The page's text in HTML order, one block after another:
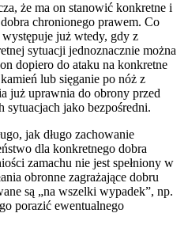
że ma on stanowić konkretne i
chronionego prawem. Co
już wtedy, gdy z
sytuacji jednoznacznie można
dopiero do ataku na konkretne
lub sięganie po nóż z
już uprawnia do obrony przed
sytuacjach jako bezpośredni.
jak długo zachowanie
dla konkretnego dobra
zamachu nie jest spełniony w
obronne zagrażające dobru
są „na wszelki wypadek”, np.
porazić ewentualnego